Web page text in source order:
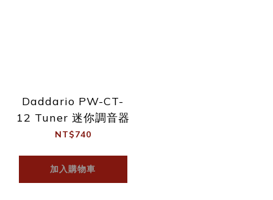
Daddario PW-CT-
12 Tuner 迷你調音器
NT$740
加入購物車